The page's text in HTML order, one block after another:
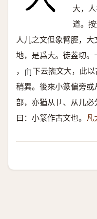
大，
道。
人儿之文但象臂脛，
地，是爲大。徒葢切。
， 𦓐 下云籒文大，此
稍異。後來小篆偏旁
部，亦猶从卩、从儿必
曰：小篆作古文也。 凡